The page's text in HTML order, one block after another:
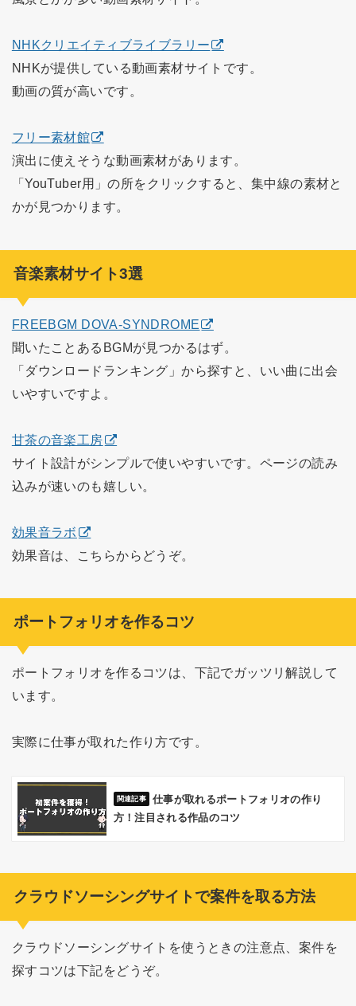
NHKクリエイティブライブラリー
NHKが提供している動画素材サイトです。
動画の質が高いです。
フリー素材館
演出に使えそうな動画素材があります。
「YouTuber用」の所をクリックすると、集中線の素材と
かが見つかります。
音楽素材サイト3選
FREEBGM DOVA-SYNDROME
聞いたことあるBGMが見つかるはず。
「ダウンロードランキング」から探すと、いい曲に出会
いやすいですよ。
甘茶の音楽工房
サイト設計がシンプルで使いやすいです。ページの読み
込みが速いのも嬉しい。
効果音ラボ
効果音は、こちらからどうぞ。
ポートフォリオを作るコツ
ポートフォリオを作るコツは、下記でガッツリ解説して
います。
実際に仕事が取れた作り方です。
仕事が取れるポートフォリオの作り
方！注目される作品のコツ
クラウドソーシングサイトで案件を取る方法
クラウドソーシングサイトを使うときの注意点、案件を
探すコツは下記をどうぞ。